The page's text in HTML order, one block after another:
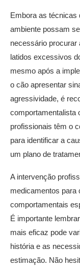
Embora as técnicas
ambiente possam
necessário procurar
latidos excessivos
mesmo após a
o cão apresentar
agressividade, é
comportamentalista
profissionais têm o
para identificar a
um plano de
A intervenção
medicamentos para
comportamentais
É importante
mais eficaz pode
história e as
estimação. Não